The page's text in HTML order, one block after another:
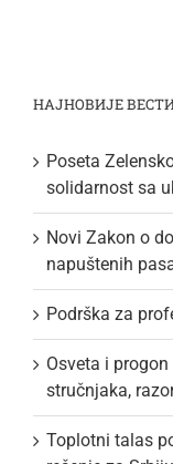
НАЈНОВИЈЕ
Poseta
solidarnost sa
Novi Zakon o
napuštenih
Podrška za
Osveta i
stručnjaka,
Toplotni talas